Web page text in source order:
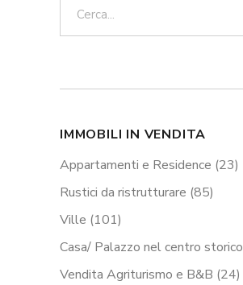
IMMOBILI IN VENDITA
Appartamenti e Residence (23)
Rustici da ristrutturare (85)
Ville (101)
Casa/ Palazzo nel centro storico
Vendita Agriturismo e B&B (24)